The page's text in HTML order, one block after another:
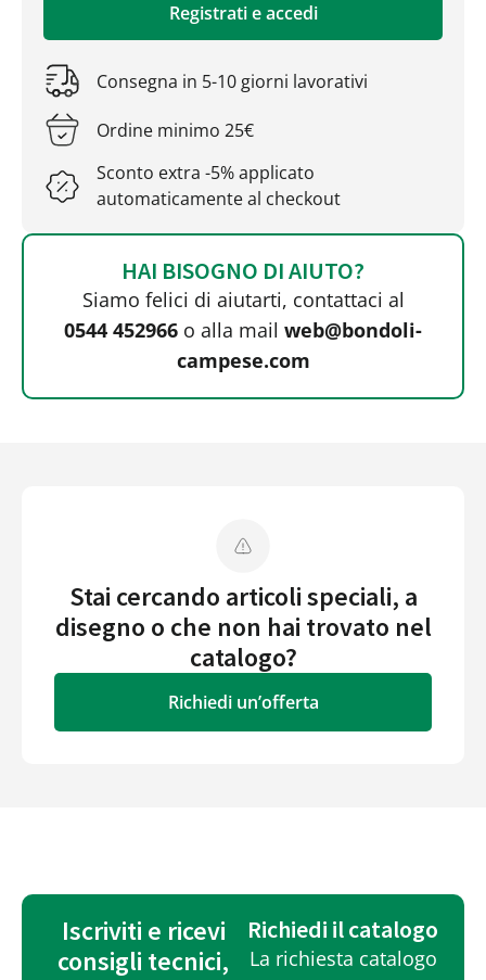
Registrati e accedi
Consegna in 5-10 giorni lavorativi
Ordine minimo 25€
Sconto extra -5% applicato
automaticamente al checkout
HAI BISOGNO DI AIUTO?
Siamo felici di aiutarti, contattaci al
0544 452966 o alla mail web@bondoli-
campese.com
Stai cercando articoli speciali, a
disegno o che non hai trovato nel
catalogo?
Richiedi un’offerta
Iscriviti e ricevi
consigli tecnici,
Richiedi il catalogo
La richiesta catalogo